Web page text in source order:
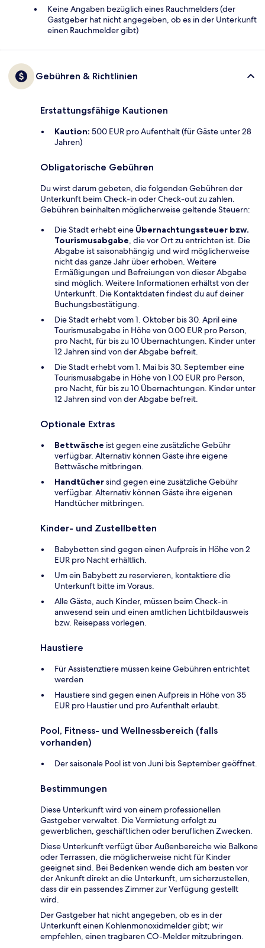
Keine Angaben bezüglich eines Rauchmelders (der
Gastgeber hat nicht angegeben, ob es in der Unterkunft
einen Rauchmelder gibt)
Gebühren & Richtlinien
Erstattungsfähige Kautionen
Kaution: 500 EUR pro Aufenthalt (für Gäste unter 28
Jahren)
Obligatorische Gebühren
Du wirst darum gebeten, die folgenden Gebühren der
Unterkunft beim Check-in oder Check-out zu zahlen.
Gebühren beinhalten möglicherweise geltende Steuern:
Die Stadt erhebt eine Übernachtungssteuer bzw.
Tourismusabgabe, die vor Ort zu entrichten ist. Die
Abgabe ist saisonabhängig und wird möglicherweise
nicht das ganze Jahr über erhoben. Weitere
Ermäßigungen und Befreiungen von dieser Abgabe
sind möglich. Weitere Informationen erhältst von der
Unterkunft. Die Kontaktdaten findest du auf deiner
Buchungsbestätigung.
Die Stadt erhebt vom 1. Oktober bis 30. April eine
Tourismusabgabe in Höhe von 0.00 EUR pro Person,
pro Nacht, für bis zu 10 Übernachtungen. Kinder unter
12 Jahren sind von der Abgabe befreit.
Die Stadt erhebt vom 1. Mai bis 30. September eine
Tourismusabgabe in Höhe von 1.00 EUR pro Person,
pro Nacht, für bis zu 10 Übernachtungen. Kinder unter
12 Jahren sind von der Abgabe befreit.
Optionale Extras
Bettwäsche ist gegen eine zusätzliche Gebühr
verfügbar. Alternativ können Gäste ihre eigene
Bettwäsche mitbringen.
Handtüchersind gegen eine zusätzliche Gebühr
verfügbar. Alternativ können Gäste ihre eigenen
Handtücher mitbringen.
Kinder- und Zustellbetten
Babybetten sind gegen einen Aufpreis in Höhe von 2
EUR pro Nacht erhältlich.
Um ein Babybett zu reservieren, kontaktiere die
Unterkunft bitte im Voraus.
Alle Gäste, auch Kinder, müssen beim Check-in
anwesend sein und einen amtlichen Lichtbildausweis
bzw. Reisepass vorlegen.
Haustiere
Für Assistenztiere müssen keine Gebühren entrichtet
werden
Haustiere sind gegen einen Aufpreis in Höhe von 35
EUR pro Haustier und pro Aufenthalt erlaubt.
Pool, Fitness- und Wellnessbereich (falls
vorhanden)
Der saisonale Pool ist von Juni bis September geöffnet.
Bestimmungen
Diese Unterkunft wird von einem professionellen
Gastgeber verwaltet. Die Vermietung erfolgt zu
gewerblichen, geschäftlichen oder beruflichen Zwecken.
Diese Unterkunft verfügt über Außenbereiche wie Balkone
oder Terrassen, die möglicherweise nicht für Kinder
geeignet sind. Bei Bedenken wende dich am besten vor
der Ankunft direkt an die Unterkunft, um sicherzustellen,
dass dir ein passendes Zimmer zur Verfügung gestellt
wird.
Der Gastgeber hat nicht angegeben, ob es in der
Unterkunft einen Kohlenmonoxidmelder gibt; wir
empfehlen, einen tragbaren CO-Melder mitzubringen.